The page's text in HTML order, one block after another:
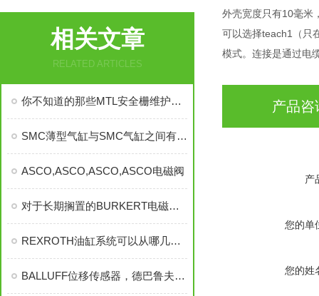
相关文章
RELATED ARTICLES
你不知道的那些MTL安全栅维护知识
SMC薄型气缸与SMC气缸之间有什么区别
ASCO,ASCO,ASCO,ASCO电磁阀
对于长期搁置的BURKERT电磁阀，需要正确保存
REXROTH油缸系统可以从哪几方面区分为不同形式？
BALLUFF位移传感器，德巴鲁夫BALLUFF位移传感器信息，BALLUFF传感器
外壳宽度只有10毫米
可以选择teach1（只
模式。连接是通过电
产品咨
产
您的单
您的姓